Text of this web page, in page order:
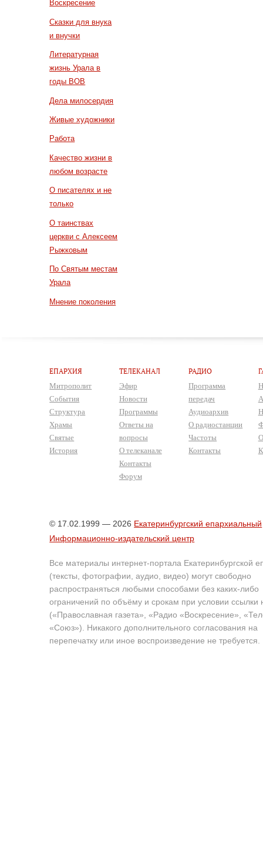
Воскресение
Сказки для внука
и внучки
Литературная
жизнь Урала в
годы ВОВ
Дела милосердия
Живые художники
Работа
Качество жизни в
любом возрасте
О писателях и не
только
О таинствах
церкви с Алексеем
Рыжковым
По Святым местам
Урала
Мнение поколения
ЕПАРХИЯ
Митрополит
События
Структура
Храмы
Святые
История
ТЕЛЕКАНАЛ
Эфир
Новости
Программы
Ответы на
вопросы
О телеканале
Контакты
Форум
РАДИО
Программа
передач
Аудиоархив
О радиостанции
Частоты
Контакты
© 17.02.1999 — 2026 Екатеринбургский епархиальный
Информационно-издательский центр
Все материалы интернет-портала Екатеринбургской
(тексты, фотографии, аудио, видео) могут свободно
распространяться любыми способами без каких-либо
ограничений по объёму и срокам при условии ссылки
(«Православная газета», «Радио «Воскресение»,
«Союз»). Никакого дополнительного согласования на
перепечатку или иное воспроизведение не требуется.